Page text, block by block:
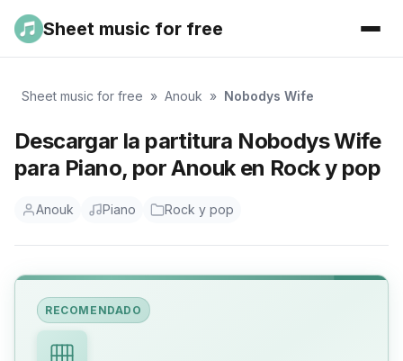
Sheet music for free
Sheet music for free » Anouk » Nobodys Wife
Descargar la partitura Nobodys Wife
para Piano, por Anouk en Rock y pop
Anouk Piano Rock y pop
RECOMENDADO